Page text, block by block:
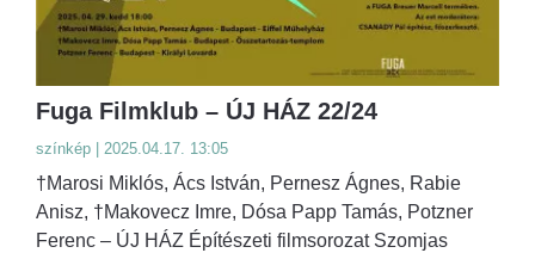
Fuga Filmklub – ÚJ HÁZ 22/24
színkép | 2025.04.17. 13:05
†Marosi Miklós, Ács István, Pernesz Ágnes, Rabie
Anisz, †Makovecz Imre, Dósa Papp Tamás, Potzner
Ferenc – ÚJ HÁZ Építészeti filmsorozat Szomjas